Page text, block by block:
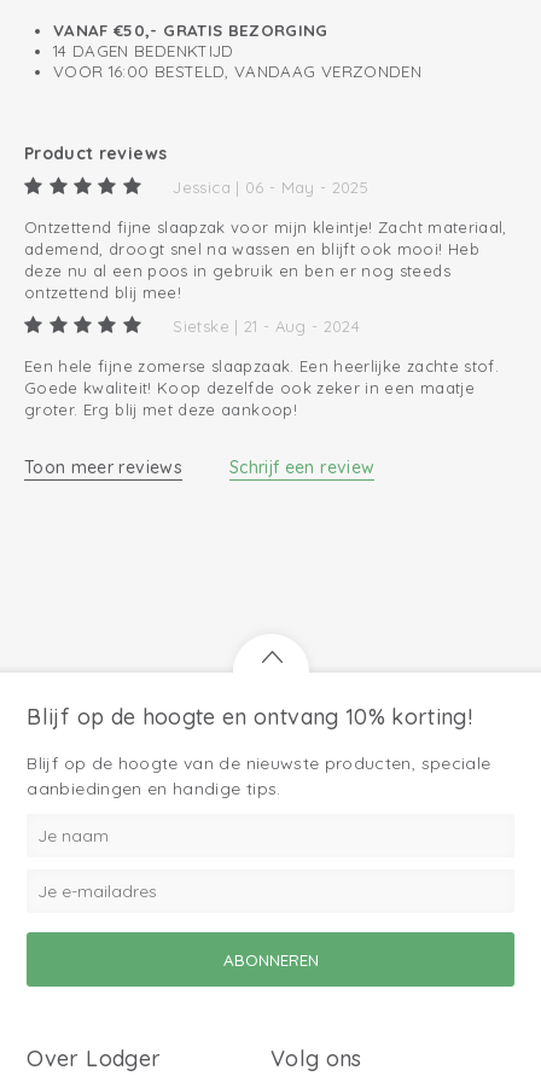
VANAF €50,- GRATIS BEZORGING
14 DAGEN BEDENKTIJD
VOOR 16:00 BESTELD, VANDAAG VERZONDEN
Product reviews
Jessica | 06 - May - 2025
Ontzettend fijne slaapzak voor mijn kleintje! Zacht materiaal,
ademend, droogt snel na wassen en blijft ook mooi! Heb
deze nu al een poos in gebruik en ben er nog steeds
ontzettend blij mee!
Sietske | 21 - Aug - 2024
Een hele fijne zomerse slaapzaak. Een heerlijke zachte stof.
Goede kwaliteit! Koop dezelfde ook zeker in een maatje
groter. Erg blij met deze aankoop!
Toon meer reviews Schrijf een review
Blijf op de hoogte en ontvang 10% korting!
Blijf op de hoogte van de nieuwste producten, speciale
aanbiedingen en handige tips.
Over Lodger Volg ons